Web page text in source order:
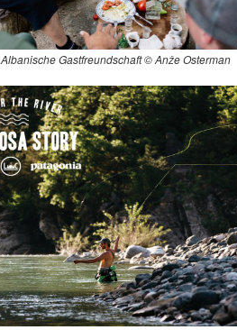
Albanische Gastfreundschaft © Anže Osterman